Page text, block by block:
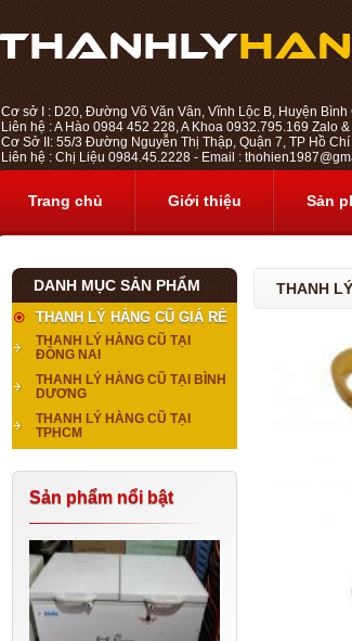
Cơ sở I : D20, Đường Võ Văn Vân, Vĩnh Lộc B, Huyện Bình
Liên hệ : A Hào 0984 452 228, A Khoa 0932.795.169 Zalo
Cơ Sở II: 55/3 Đường Nguyễn Thị Thập, Quận 7, TP Hồ Chí
Liên hệ : Chị Liệu 0984.45.2228 - Email :
Trang chủ Giới thiệu Sản
DANH MỤC SẢN PHẨM
THANH LÝ HÀNG CŨ GIÁ RẺ
THANH LÝ HÀNG CŨ TẠI
ĐỒNG NAI
THANH LÝ HÀNG CŨ TẠI BÌNH
DƯƠNG
THANH LÝ HÀNG CŨ TẠI
TPHCM
Sản phẩm nổi bật
THANH